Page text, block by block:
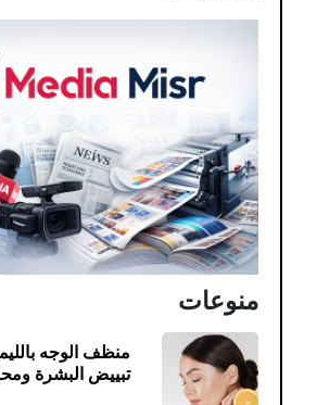
منوعات
منظف الوجه
تبييض البشرة